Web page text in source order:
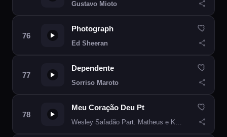
Gustavo Mioto
Photograph
Ed Sheeran
Dependente
Sorriso Maroto
Meu Coração Deu Pt
Wesley Safadão Part. Matheus e Kauan